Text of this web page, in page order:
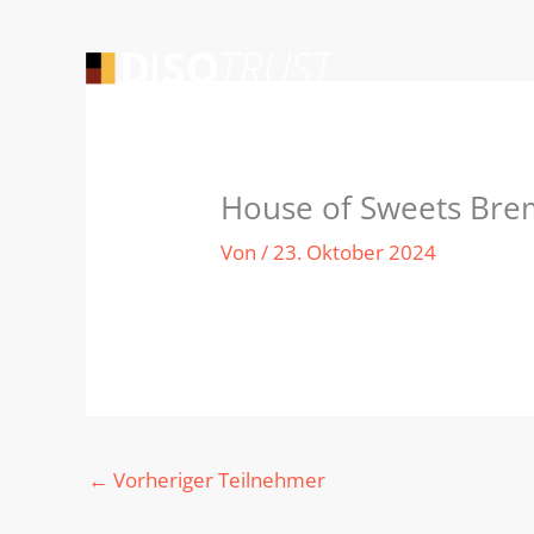
House of Sweets
Von/23. Oktober 2024
← Vorheriger Teilnehmer